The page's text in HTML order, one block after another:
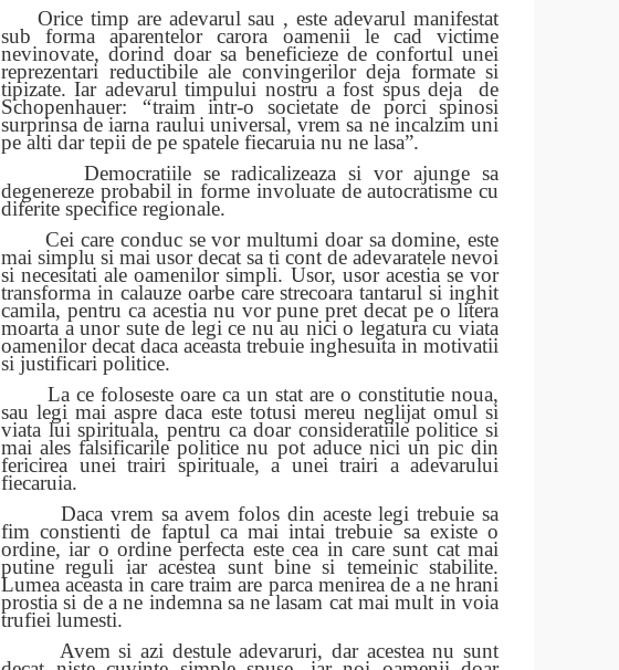
Orice timp are adevarul sau , este adevarul manifestat
sub forma aparentelor carora oamenii le cad victime
nevinovate, dorind doar sa beneficieze de confortul unei
reprezentari reductibile ale convingerilor deja formate si
tipizate. Iar adevarul timpului nostru a fost spus deja de
Schopenhauer: “traim intr-o societate de porci spinosi
surprinsa de iarna raului universal, vrem sa ne incalzim uni
pe alti dar tepii de pe spatele fiecaruia nu ne lasa”.
Democratiile se radicalizeaza si vor ajunge sa
degenereze probabil in forme involuate de autocratisme cu
diferite specifice regionale.
Cei care conduc se vor multumi doar sa domine, este
mai simplu si mai usor decat sa ti cont de adevaratele nevoi
si necesitati ale oamenilor simpli. Usor, usor acestia se vor
transforma in calauze oarbe care strecoara tantarul si inghit
camila, pentru ca acestia nu vor pune pret decat pe o litera
moarta a unor sute de legi ce nu au nici o legatura cu viata
oamenilor decat daca aceasta trebuie inghesuita in motivatii
si justificari politice.
La ce foloseste oare ca un stat are o constitutie noua,
sau legi mai aspre daca este totusi mereu neglijat omul si
viata lui spirituala, pentru ca doar consideratiile politice si
mai ales falsificarile politice nu pot aduce nici un pic din
fericirea unei trairi spirituale, a unei trairi a adevarului
fiecaruia.
Daca vrem sa avem folos din aceste legi trebuie sa
fim constienti de faptul ca mai intai trebuie sa existe o
ordine, iar o ordine perfecta este cea in care sunt cat mai
putine reguli iar acestea sunt bine si temeinic stabilite.
Lumea aceasta in care traim are parca menirea de a ne hrani
prostia si de a ne indemna sa ne lasam cat mai mult in voia
trufiei lumesti.
Avem si azi destule adevaruri, dar acestea nu sunt